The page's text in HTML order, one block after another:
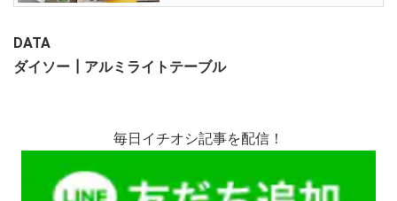
DATA
ダイソー┃アルミライトテーブル
毎日イチオシ記事を配信！